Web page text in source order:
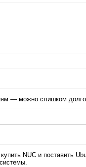
— можно слишком
NUC и поставить